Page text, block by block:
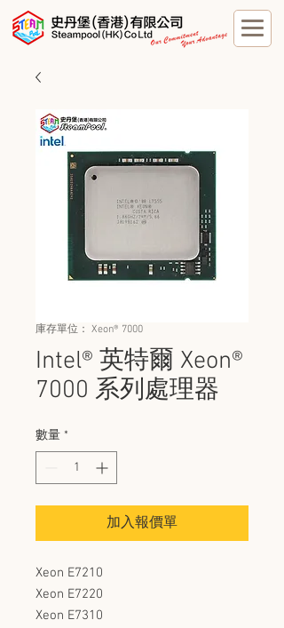
庫存單位： Xeon® 7000
Intel® 英特爾 Xeon®
7000 系列處理器
數量 *
加入報價單
Xeon E7210
Xeon E7220
Xeon E7310